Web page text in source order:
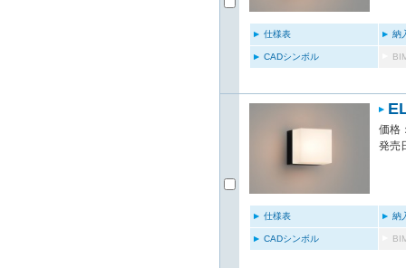
仕様表 納
CADシンボル
価格
発売
仕様表 納
CADシンボル